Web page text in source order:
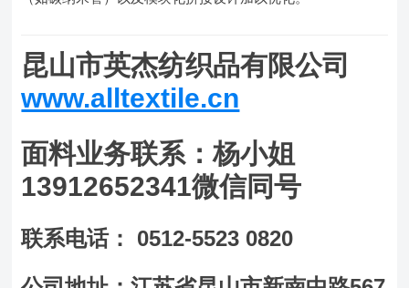
昆山市英杰纺织品有限公司
www.alltextile.cn
面料业务联系：杨小姐
13912652341微信同号
联系电话： 0512-5523 0820